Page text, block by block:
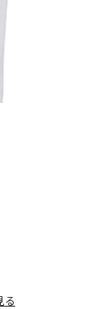
る